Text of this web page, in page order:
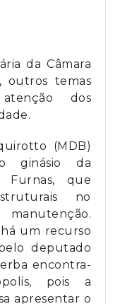
da Câmara
outros temas
dos
(MDB)
ginásio da
Furnas, que
no
um recurso
deputado
encontra-
pois a
apresentar o